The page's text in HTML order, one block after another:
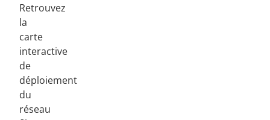
Retrouvez
la
carte
interactive
de
déploiement
du
réseau